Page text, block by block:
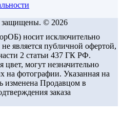
защищены. © 2026
носит исключительно
является публичной офертой,
2 статьи 437 ГК РФ.
могут незначительно
на фотографии. Указанная на
изменена Продавцом в
заказа